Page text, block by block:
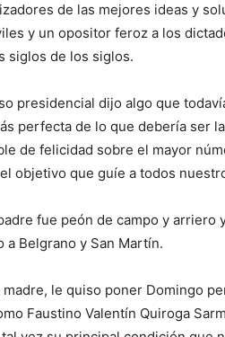
de las mejores ideas y
y un opositor feroz a los
siglos de los siglos.
presidencial dijo algo que
perfecta de lo que debería ser
de felicidad sobre el mayor
objetivo que guíe a todos
fue peón de campo y arriero
a Belgrano y San Martín.
madre, le quiso poner Domingo
Faustino Valentín Quiroga